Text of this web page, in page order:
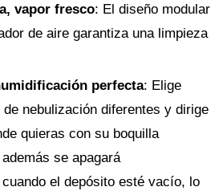
vapor fresco: El diseño modular
de aire garantiza una limpieza
perfecta: Elige
nebulización diferentes y dirige
quieras con su boquilla
se apagará
el depósito esté vacío, lo